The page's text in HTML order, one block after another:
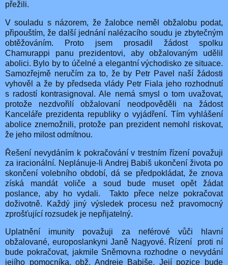
přežili.
V souladu s názorem, že žalobce neměl obžalobu podat,
připouštím, že další jednání nalézacího soudu je zbytečným
obtěžováním. Proto jsem prosadil žádost spolku
Chamurappi panu prezidentovi, aby obžalovaným udělil
abolici. Bylo by to účelné a elegantní východisko ze situace.
Samozřejmě neručím za to, že by Petr Pavel naší žádosti
vyhověl a že by předseda vlády Petr Fiala jeho rozhodnutí
s radostí kontrasignoval. Ale nemá smysl o tom uvažovat,
protože nezdvořilí obžalovaní neodpověděli na žádost
Kanceláře prezidenta republiky o vyjádření. Tím vyhlášení
abolice znemožnili, protože pan prezident nemohl riskovat,
že jeho milost odmítnou.
Řešení nevydáním k pokračování v trestním řízení považuji
za iracionální. Neplánuje-li Andrej Babiš ukončení života po
skončení volebního období, dá se předpokládat, že znova
získá mandát voliče a soud bude muset opět žádat
poslance, aby ho vydali.
Takto přece nelze pokračovat
doživotně. Každý jiný výsledek procesu než pravomocný
zprošťující rozsudek je nepřijatelný.
Uplatnění imunity považuji za neférové vůči hlavní
obžalované, europoslankyni Janě Nagyové. Řízení
proti ní
bude pokračovat, jakmile Sněmovna rozhodne o nevydání
jejího pomocníka, obž. Andreje Babiše. Její pozice bude